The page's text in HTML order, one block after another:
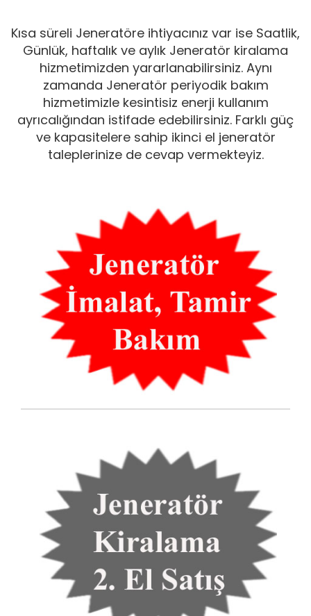
Kısa süreli Jeneratöre ihtiyacınız var ise Saatlik,
Günlük, haftalık ve aylık Jeneratör kiralama
hizmetimizden yararlanabilirsiniz. Aynı
zamanda Jeneratör periyodik bakım
hizmetimizle kesintisiz enerji kullanım
ayrıcalığından istifade edebilirsiniz. Farklı güç
ve kapasitelere sahip ikinci el jeneratör
taleplerinize de cevap vermekteyiz.